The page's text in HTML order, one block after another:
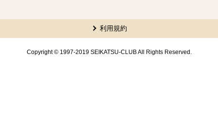
ここから共通フッターメニューです。
利用規約
Copyright © 1997-2019 SEIKATSU-CLUB All Rights Reserved.